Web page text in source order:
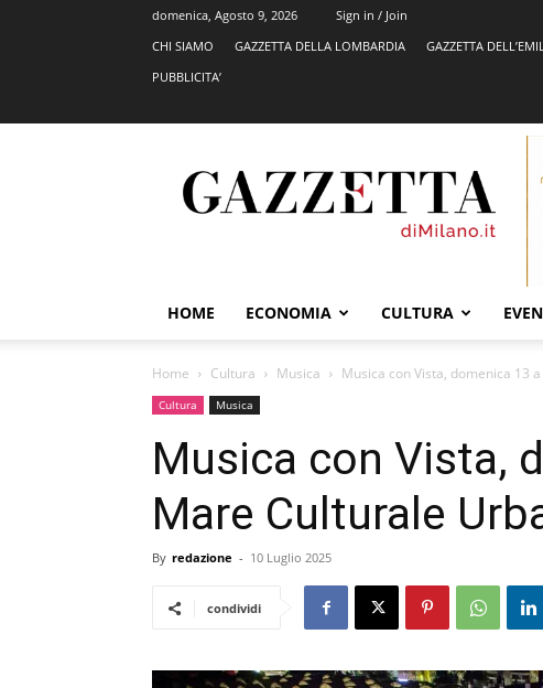
domenica, Agosto 9, 2026
Sign in / Join
CHI SIAMO
GAZZETTA DELLA LOMBARDIA GAZZETTA
PUBBLICITA’
HOME ECONOMIA CULTURA
Home Cultura Musica Musica con Vista, domenica 13
Cultura Musica
Musica con Vista,
Mare Culturale
By redazione - 10 Luglio 2025
condividi